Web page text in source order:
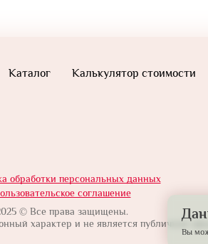
Каталог Калькулятор стоимости
обработки персональных данных
соглашение
© Все права защищены.
характер и не является публичной
Вы